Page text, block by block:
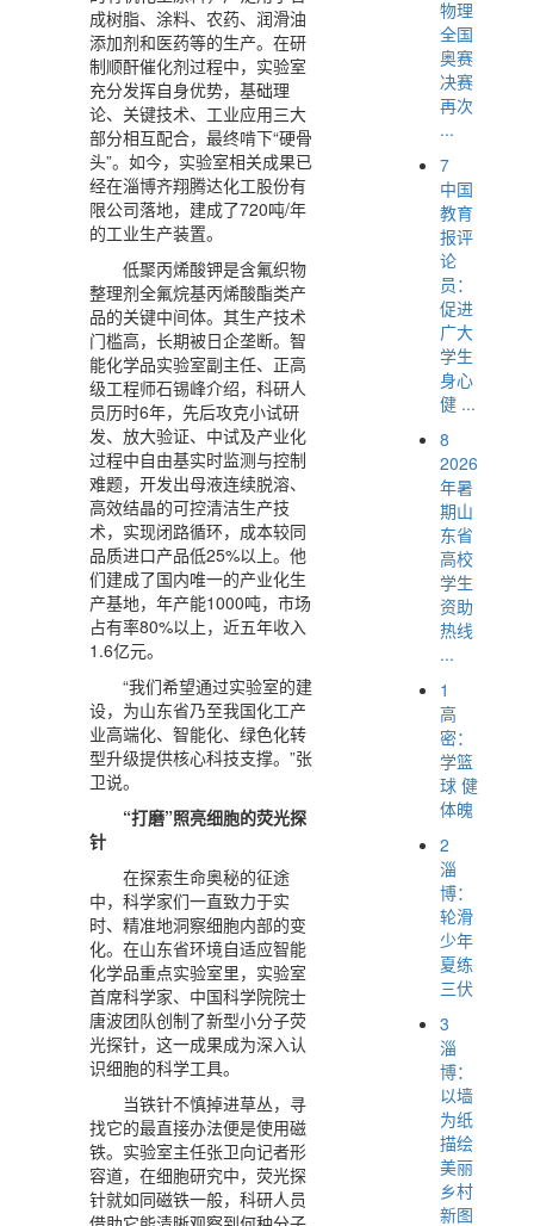
成树脂、涂料、农药、润滑油
添加剂和医药等的生产。在研
制顺酐催化剂过程中，实验室
充分发挥自身优势，基础理
论、关键技术、工业应用三大
部分相互配合，最终啃下“硬骨
头”。如今，实验室相关成果已
经在淄博齐翔腾达化工股份有
限公司落地，建成了720吨/年
的工业生产装置。
低聚丙烯酸钾是含氟织物
整理剂全氟烷基丙烯酸酯类产
品的关键中间体。其生产技术
门槛高，长期被日企垄断。智
能化学品实验室副主任、正高
级工程师石锡峰介绍，科研人
员历时6年，先后攻克小试研
发、放大验证、中试及产业化
过程中自由基实时监测与控制
难题，开发出母液连续脱溶、
高效结晶的可控清洁生产技
术，实现闭路循环，成本较同
品质进口产品低25%以上。他
们建成了国内唯一的产业化生
产基地，年产能1000吨，市场
占有率80%以上，近五年收入
1.6亿元。
“我们希望通过实验室的建
设，为山东省乃至我国化工产
业高端化、智能化、绿色化转
型升级提供核心科技支撑。”张
卫说。
“打磨”照亮细胞的荧光探
针
在探索生命奥秘的征途
中，科学家们一直致力于实
时、精准地洞察细胞内部的变
化。在山东省环境自适应智能
化学品重点实验室里，实验室
首席科学家、中国科学院院士
唐波团队创制了新型小分子荧
光探针，这一成果成为深入认
识细胞的科学工具。
当铁针不慎掉进草丛，寻
找它的最直接办法便是使用磁
铁。实验室主任张卫向记者形
容道，在细胞研究中，荧光探
针就如同磁铁一般，科研人员
物理
全国
奥赛
决赛
再次
...
7
中国
教育
报评
论
员：
促进
广大
学生
身心
健 ...
8
2026
年暑
期山
东省
高校
学生
资助
热线
...
1
高
密：
学篮
球 健
体魄
2
淄
博：
轮滑
少年
夏练
三伏
3
淄
博：
以墙
为纸
描绘
美丽
乡村
新图